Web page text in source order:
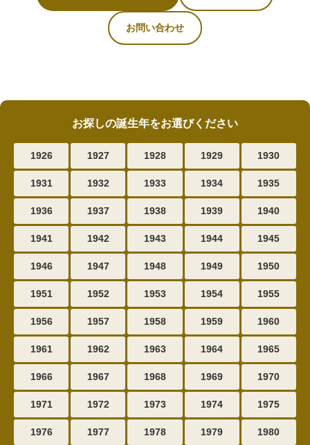
お問い合わせ
お探しの誕生年をお選びください
1926 1927 1928 1929 1930
1931 1932 1933 1934 1935
1936 1937 1938 1939 1940
1941 1942 1943 1944 1945
1946 1947 1948 1949 1950
1951 1952 1953 1954 1955
1956 1957 1958 1959 1960
1961 1962 1963 1964 1965
1966 1967 1968 1969 1970
1971 1972 1973 1974 1975
1976 1977 1978 1979 1980